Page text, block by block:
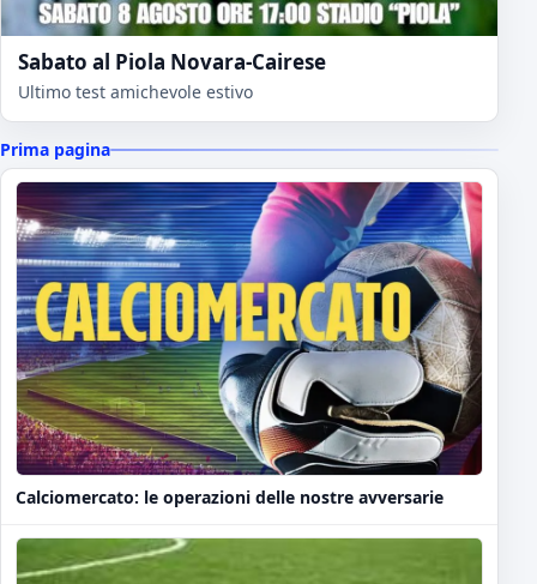
Sabato al Piola Novara-Cairese
Ultimo test amichevole estivo
Prima pagina
Calciomercato: le operazioni delle nostre avversarie